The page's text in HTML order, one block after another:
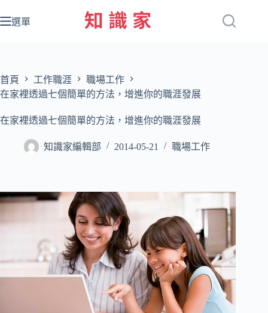
至
容
選單
首頁 工作職涯
職場工作
在家裡透過七個簡單的方法，增進你的職涯發展
在家裡透過七個簡單的方法，增進你的職涯發展
知識家編輯部 2014-05-21 職場工作